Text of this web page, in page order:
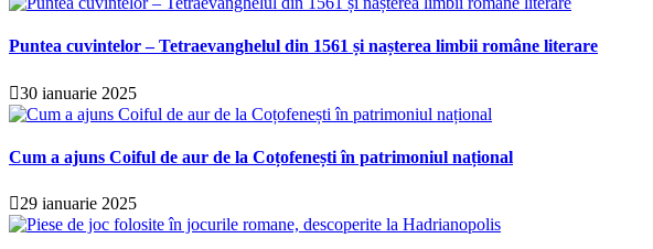
Puntea cuvintelor – Tetraevanghelul din 1561 și nașterea limbii române literare
30 ianuarie 2025
Cum a ajuns Coiful de aur de la Coțofenești în patrimoniul național
29 ianuarie 2025